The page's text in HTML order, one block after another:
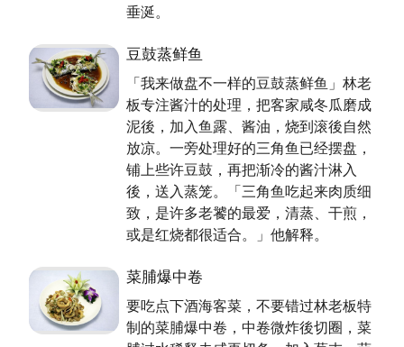
垂涎。
豆鼓蒸鲜鱼
「我来做盘不一样的豆鼓蒸鲜鱼」林老
板专注酱汁的处理，把客家咸冬瓜磨成
泥後，加入鱼露、酱油，烧到滚後自然
放凉。一旁处理好的三角鱼已经摆盘，
铺上些许豆鼓，再把渐冷的酱汁淋入
後，送入蒸笼。「三角鱼吃起来肉质细
致，是许多老饕的最爱，清蒸、干煎，
或是红烧都很适合。」他解释。
菜脯爆中卷
要吃点下酒海客菜，不要错过林老板特
制的菜脯爆中卷，中卷微炸後切圈，菜